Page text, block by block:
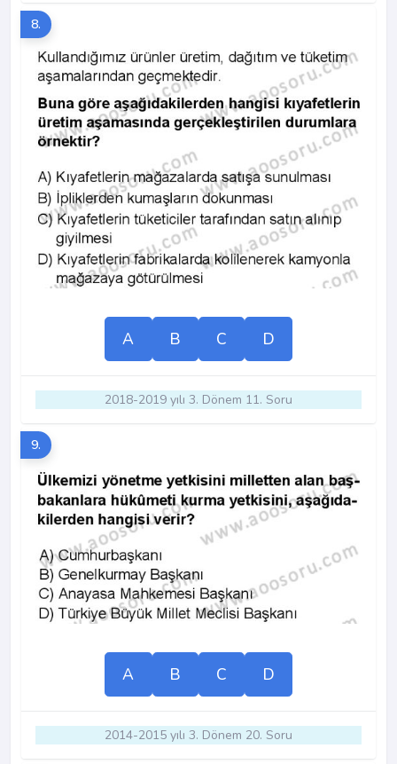
8.
A B C D
2018-2019 yılı 3. Dönem 11. Soru
9.
A B C D
2014-2015 yılı 3. Dönem 20. Soru